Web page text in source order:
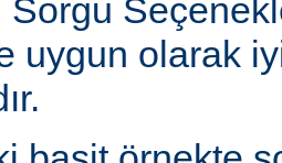
Sorgu
uygun olarak